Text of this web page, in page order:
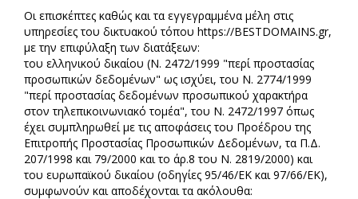
Οι επισκέπτες καθώς και τα εγγεγραμμένα μέλη στις
υπηρεσίες του δικτυακού τόπου https://BESTDOMAINS.gr,
με την επιφύλαξη των διατάξεων:
του ελληνικού δικαίου (Ν. 2472/1999 "περί προστασίας
προσωπικών δεδομένων" ως ισχύει, του Ν. 2774/1999
"περί προστασίας δεδομένων προσωπικού χαρακτήρα
στον τηλεπικοινωνιακό τομέα", του Ν. 2472/1997 όπως
έχει συμπληρωθεί με τις αποφάσεις του Προέδρου της
Επιτροπής Προστασίας Προσωπικών Δεδομένων, τα Π.Δ.
207/1998 και 79/2000 και το άρ.8 του Ν. 2819/2000) και
του ευρωπαϊκού δικαίου (οδηγίες 95/46/ΕΚ και 97/66/ΕΚ),
συμφωνούν και αποδέχονται τα ακόλουθα: